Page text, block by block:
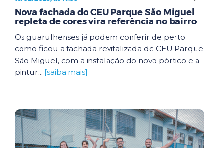
Nova fachada do CEU Parque São Miguel
repleta de cores vira referência no bairro
Os guarulhenses já podem conferir de perto
como ficou a fachada revitalizada do CEU Parque
São Miguel, com a instalação do novo pórtico e a
pintur... [saiba mais]